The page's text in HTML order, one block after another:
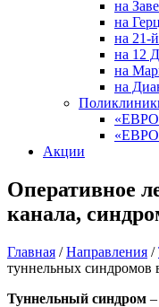
на
на
на 21-
на 12
на
на
Акции
Оперативное
канала,
Главная /Направления /
туннельных синдромов
Туннельный синдром